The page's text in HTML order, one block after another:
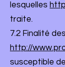
lesquelles
traite.
7.2 Finalité
http://
susceptible